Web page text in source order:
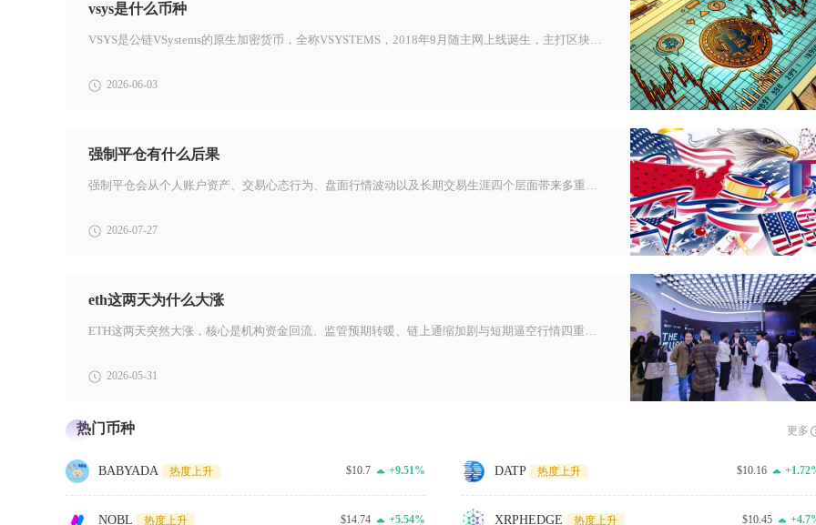
vsys是什么币种
VSYS是公链VSystems的原生加密货币，全称VSYSTEMS，2018年9月随主网上线诞生，主打区块链分布式数据库
2026-06-03
强制平仓有什么后果
强制平仓会从个人账户资产、交易心态行为、盘面行情波动以及长期交易生涯四个层面带来多重负面影响，不仅会直接吞噬交易者投入的
2026-07-27
eth这两天为什么大涨
ETH这两天突然大涨，核心是机构资金回流、监管预期转暖、链上通缩加剧与短期逼空行情四重因素共振，价格从2250美元附近快
2026-05-31
热门币种 更多
BABYADA 热度上升 $10.7 +9.51% DATP 热度上升 $10.16
NOBL 热度上升 $14.74 +5.54% XRPHEDGE 热度上升 $10.45